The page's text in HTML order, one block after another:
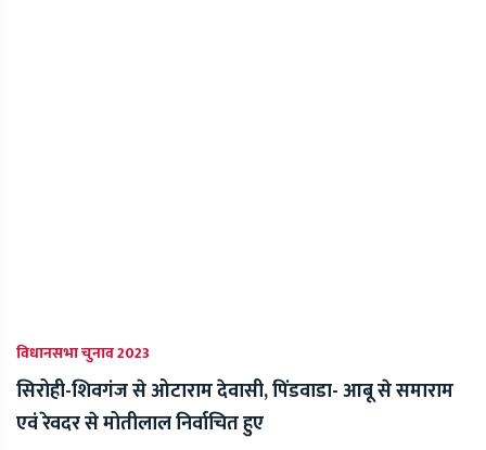
विधानसभा चुनाव 2023
सिरोही-शिवगंज से ओटाराम देवासी, पिंडवाडा- आबू से समाराम
एवं रेवदर से मोतीलाल निर्वाचित हुए